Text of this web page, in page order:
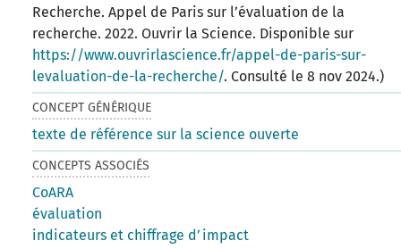
Recherche. Appel de Paris sur l’évaluation de la
recherche. 2022. Ouvrir la Science. Disponible sur
https://www.ouvrirlascience.fr/appel-de-paris-sur-
levaluation-de-la-recherche/. Consulté le 8 nov 2024.)
CONCEPT GÉNÉRIQUE
texte de référence sur la science ouverte
CONCEPTS ASSOCIÉS
CoARA
évaluation
indicateurs et chiffrage d’impact